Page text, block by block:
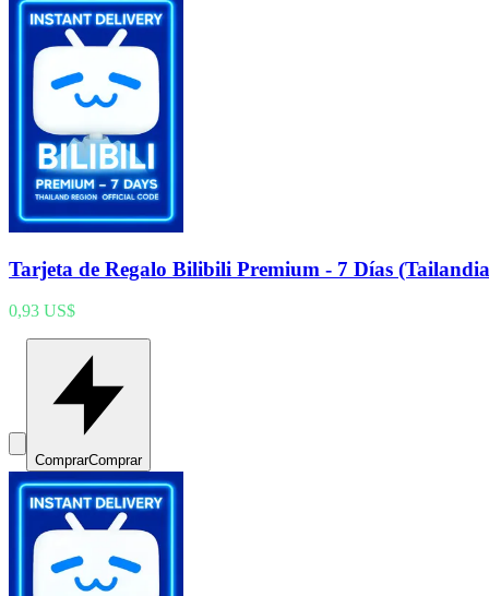
Tarjeta de Regalo Bilibili Premium - 7 Días
0,93 US$
ComprarComprar